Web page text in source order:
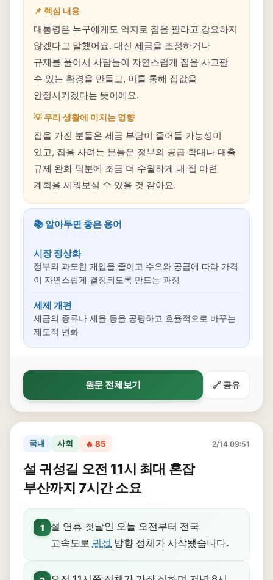
📌 핵심 내용
대통령은 누구에게도 억지로 집을 팔라고 강요하지
않겠다고 말했어요. 대신 세금을 조정하거나
규제를 풀어서 사람들이 자연스럽게 집을 사고팔
수 있는 환경을 만들고, 이를 통해 집값을
안정시키겠다는 뜻이에요.
💡 우리 생활에 미치는 영향
집을 가진 분들은 세금 부담이 줄어들 가능성이
있고, 집을 사려는 분들은 정부의 공급 확대나 대출
규제 완화 덕분에 조금 더 수월하게 내 집 마련
계획을 세워보실 수 있을 것 같아요.
📚 알아두면 좋은 용어
시장 정상화
정부의 과도한 개입을 줄이고 수요와 공급에 따라 가격
이 자연스럽게 결정되도록 만드는 과정
세제 개편
세금의 종류나 세율 등을 공평하고 효율적으로 바꾸는
제도적 변화
원문 전체보기 🔗 공유
국내 사회 🔥 85 2/14 09:51
설 귀성길 오전 11시 최대 혼잡
부산까지 7시간 소요
1
설 연휴 첫날인 오늘 오전부터 전국
고속도로 귀성 방향 정체가 시작됐습니다.